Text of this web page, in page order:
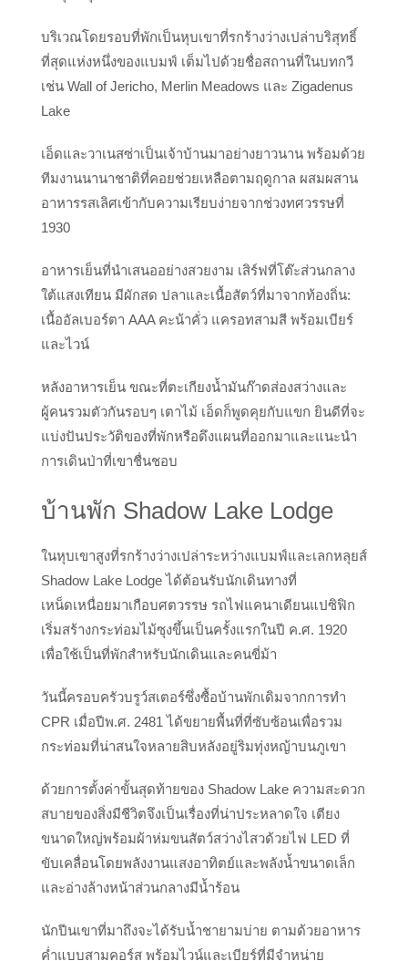
บริเวณโดยรอบที่พักเป็นหุบเขาที่รกร้างว่างเปล่าบริสุทธิ์
ที่สุดแห่งหนึ่งของแบมฟ์ เต็มไปด้วยชื่อสถานที่ในบทกวี
เช่น Wall of Jericho, Merlin Meadows และ Zigadenus
Lake
เอ็ดและวาเนสซ่าเป็นเจ้าบ้านมาอย่างยาวนาน พร้อมด้วย
ทีมงานนานาชาติที่คอยช่วยเหลือตามฤดูกาล ผสมผสาน
อาหารรสเลิศเข้ากับความเรียบง่ายจากช่วงทศวรรษที่
1930
อาหารเย็นที่นำเสนออย่างสวยงาม เสิร์ฟที่โต๊ะส่วนกลาง
ใต้แสงเทียน มีผักสด ปลาและเนื้อสัตว์ที่มาจากท้องถิ่น:
เนื้ออัลเบอร์ตา AAA คะน้าคั่ว แครอทสามสี พร้อมเบียร์
และไวน์
หลังอาหารเย็น ขณะที่ตะเกียงน้ำมันก๊าดส่องสว่างและ
ผู้คนรวมตัวกันรอบๆ เตาไม้ เอ็ดก็พูดคุยกับแขก ยินดีที่จะ
แบ่งปันประวัติของที่พักหรือดึงแผนที่ออกมาและแนะนำ
การเดินป่าที่เขาชื่นชอบ
บ้านพัก Shadow Lake Lodge
ในหุบเขาสูงที่รกร้างว่างเปล่าระหว่างแบมฟ์และเลกหลุยส์
Shadow Lake Lodge ได้ต้อนรับนักเดินทางที่
เหน็ดเหนื่อยมาเกือบศตวรรษ รถไฟแคนาเดียนแปซิฟิก
เริ่มสร้างกระท่อมไม้ซุงขึ้นเป็นครั้งแรกในปี ค.ศ. 1920
เพื่อใช้เป็นที่พักสำหรับนักเดินและคนขี่ม้า
วันนี้ครอบครัวบรูว์สเตอร์ซึ่งซื้อบ้านพักเดิมจากการทำ
CPR เมื่อปีพ.ศ. 2481 ได้ขยายพื้นที่ที่ซับซ้อนเพื่อรวม
กระท่อมที่น่าสนใจหลายสิบหลังอยู่ริมทุ่งหญ้าบนภูเขา
ด้วยการตั้งค่าขั้นสุดท้ายของ Shadow Lake ความสะดวก
สบายของสิ่งมีชีวิตจึงเป็นเรื่องที่น่าประหลาดใจ เตียง
ขนาดใหญ่พร้อมผ้าห่มขนสัตว์สว่างไสวด้วยไฟ LED ที่
ขับเคลื่อนโดยพลังงานแสงอาทิตย์และพลังน้ำขนาดเล็ก
และอ่างล้างหน้าส่วนกลางมีน้ำร้อน
นักปีนเขาที่มาถึงจะได้รับน้ำชายามบ่าย ตามด้วยอาหาร
ค่ำแบบสามคอร์ส พร้อมไวน์และเบียร์ที่มีจำหน่าย